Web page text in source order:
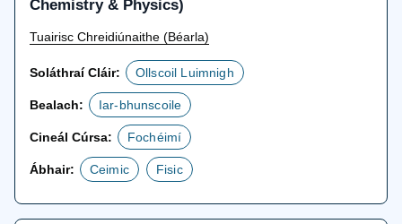
Chemistry & Physics)
Tuairisc Chreidiúnaithe (Béarla)
Soláthraí Cláir: Ollscoil Luimnigh
Bealach: Iar-bhunscoile
Cineál Cúrsa: Fochéimí
Ábhair: Ceimic Fisic